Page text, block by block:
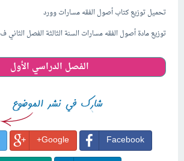
تحميل توزيع كتاب أصول الفقه مسارات وورد
توزيع مادة أصول الفقه مسارات السنة الثالثة الفصل الثاني ف2 1447
الفصل الدراسي الأول
Facebook
Google+